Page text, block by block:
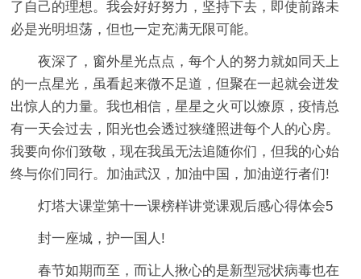
了自己的理想。我会好好努力，坚持下去，即使前路未
必是光明坦荡，但也一定充满无限可能。
夜深了，窗外星光点点，每个人的努力就如同天上
的一点星光，虽看起来微不足道，但聚在一起就会迸发
出惊人的力量。我也相信，星星之火可以燎原，疫情总
有一天会过去，阳光也会透过狭缝照进每个人的心房。
我要向你们致敬，现在我虽无法追随你们，但我的心始
终与你们同行。加油武汉，加油中国，加油逆行者们!
灯塔大课堂第十一课榜样讲党课观后感心得体会5
封一座城，护一国人!
春节如期而至，而让人揪心的是新型冠状病毒也在